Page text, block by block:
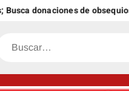
donaciones de
Buscar